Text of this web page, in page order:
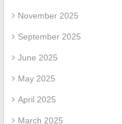
November 2025
September 2025
June 2025
May 2025
April 2025
March 2025